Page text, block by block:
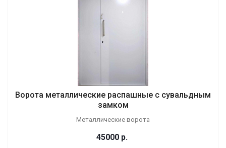
Ворота металлические распашные с сувальдным
замком
Металлические ворота
45000 р.